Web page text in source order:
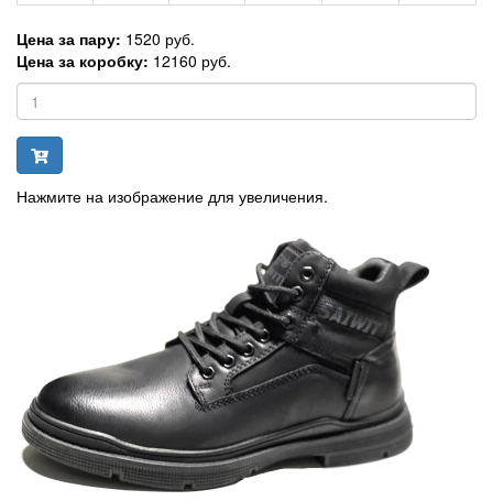
Цена за пару: 1520 руб.
Цена за коробку: 12160 руб.
Нажмите на изображение для увеличения.